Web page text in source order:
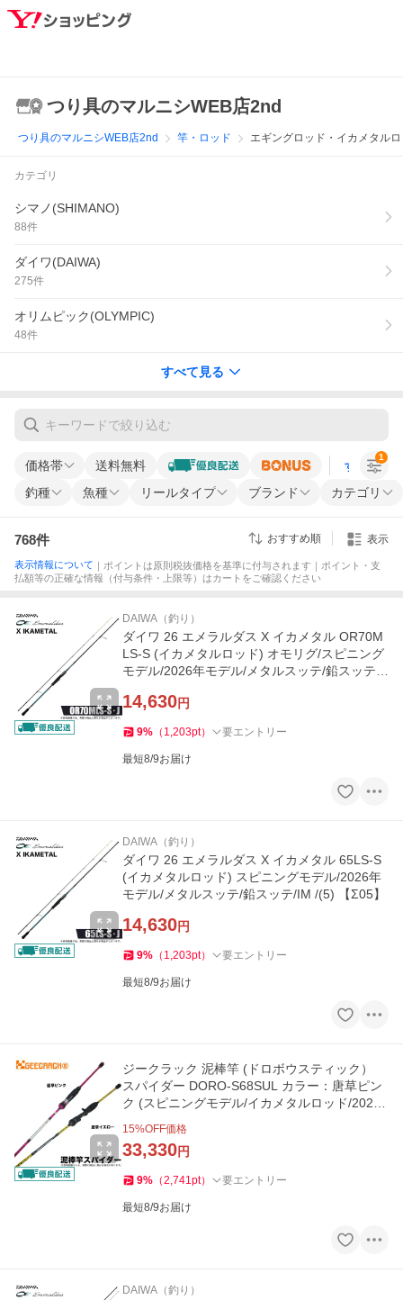
つり具のマルニシWEB店2nd
つり具のマルニシWEB店2nd 竿・ロッド エギングロッド・イカメタル
カテゴリ
シマノ(SHIMANO)
88件
ダイワ(DAIWA)
275件
オリムピック(OLYMPIC)
48件
すべて見る
価格帯 送料無料 すべての条
釣種 魚種 リールタイプ ブランド カテゴリ
1
768件 おすすめ順 表示
表示情報について ｜ポイントは原則税抜価格を基準に付与されます｜ポイント・支
払額等の正確な情報（付与条件・上限等）はカートをご確認ください
DAIWA（釣り）
ダイワ 26 エメラルダス X イカメタル OR70M
LS-S (イカメタルロッド) オモリグ/スピニング
モデル/2026年モデル/メタルスッテ/鉛スッテ/I
14,630円
9% （ 1,203pt） 要エントリー
最短8/9お届け
DAIWA（釣り）
ダイワ 26 エメラルダス X イカメタル 65LS-S
(イカメタルロッド) スピニングモデル/2026年
モデル/メタルスッテ/鉛スッテ/IM /(5) 【Σ05】
14,630円
9% （ 1,203pt） 要エントリー
最短8/9お届け
ジークラック 泥棒竿 (ドロボウスティック）
スパイダー DORO-S68SUL カラー：唐草ピン
ク (スピニングモデル/イカメタルロッド/2020
15%OFF価格
33,330円
9% （2,741pt） 要エントリー
最短8/9お届け
DAIWA（釣り）